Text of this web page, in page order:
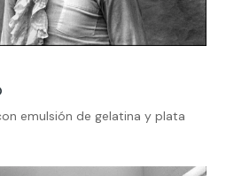
emulsión de gelatina y plata